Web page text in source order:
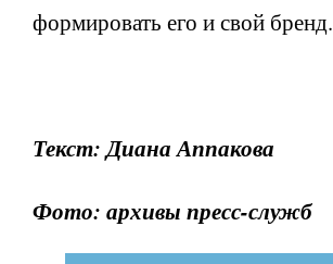
формировать его и свой бренд.
Текст: Диана Аппакова
Фото: архивы пресс-служб